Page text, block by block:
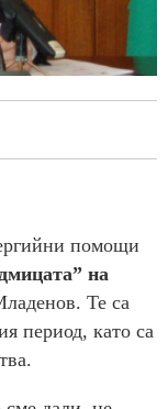
помощи
на
Те са
период, като са